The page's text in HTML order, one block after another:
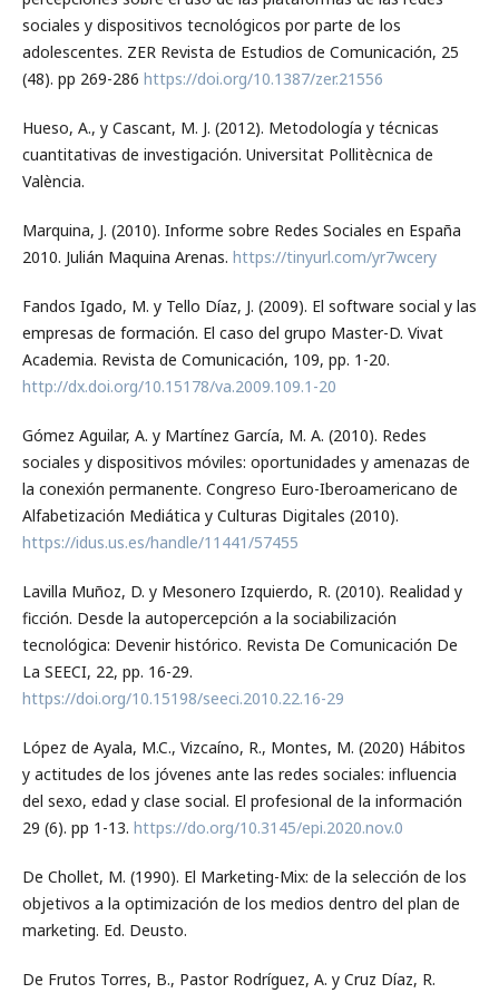
sociales y dispositivos tecnológicos por parte de los
adolescentes. ZER Revista de Estudios de Comunicación, 25
(48). pp 269-286 https://doi.org/10.1387/zer.21556
Hueso, A., y Cascant, M. J. (2012). Metodología y técnicas
cuantitativas de investigación. Universitat Pollitècnica de
València.
Marquina, J. (2010). Informe sobre Redes Sociales en España
2010. Julián Maquina Arenas. https://tinyurl.com/yr7wcery
Fandos Igado, M. y Tello Díaz, J. (2009). El software social y las
empresas de formación. El caso del grupo Master-D. Vivat
Academia. Revista de Comunicación, 109, pp. 1-20.
http://dx.doi.org/10.15178/va.2009.109.1-20
Gómez Aguilar, A. y Martínez García, M. A. (2010). Redes
sociales y dispositivos móviles: oportunidades y amenazas de
la conexión permanente. Congreso Euro-Iberoamericano de
Alfabetización Mediática y Culturas Digitales (2010).
https://idus.us.es/handle/11441/57455
Lavilla Muñoz, D. y Mesonero Izquierdo, R. (2010). Realidad y
ficción. Desde la autopercepción a la sociabilización
tecnológica: Devenir histórico. Revista De Comunicación De
La SEECI, 22, pp. 16-29.
https://doi.org/10.15198/seeci.2010.22.16-29
López de Ayala, M.C., Vizcaíno, R., Montes, M. (2020) Hábitos
y actitudes de los jóvenes ante las redes sociales: influencia
del sexo, edad y clase social. El profesional de la información
29 (6). pp 1-13. https://do.org/10.3145/epi.2020.nov.0
De Chollet, M. (1990). El Marketing-Mix: de la selección de los
objetivos a la optimización de los medios dentro del plan de
marketing. Ed. Deusto.
De Frutos Torres, B., Pastor Rodríguez, A. y Cruz Díaz, R.